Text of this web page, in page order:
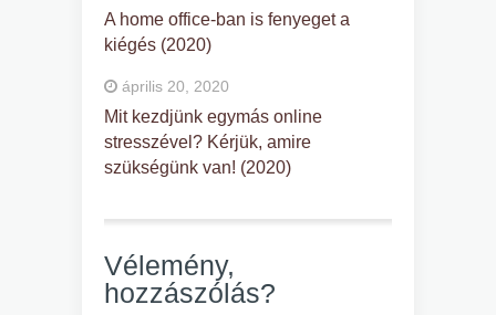
A home office-ban is fenyeget a
kiégés (2020)
április 20, 2020
Mit kezdjünk egymás online
stresszével? Kérjük, amire
szükségünk van! (2020)
Vélemény,
hozzászólás?